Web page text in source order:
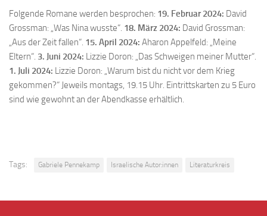
Folgende Romane werden besprochen: 19. Februar 2024: David
Grossman: „Was Nina wusste“. 18. März 2024: David Grossman:
„Aus der Zeit fallen“. 15. April 2024: Aharon Appelfeld: „Meine
Eltern“. 3. Juni 2024: Lizzie Doron: „Das Schweigen meiner Mutter“.
1. Juli 2024: Lizzie Doron: „Warum bist du nicht vor dem Krieg
gekommen?“ Jeweils montags, 19.15 Uhr. Eintrittskarten zu 5 Euro
sind wie gewohnt an der Abendkasse erhältlich.
Tags: Gabriele Pennekamp Israelische Autor:innen Literaturkreis